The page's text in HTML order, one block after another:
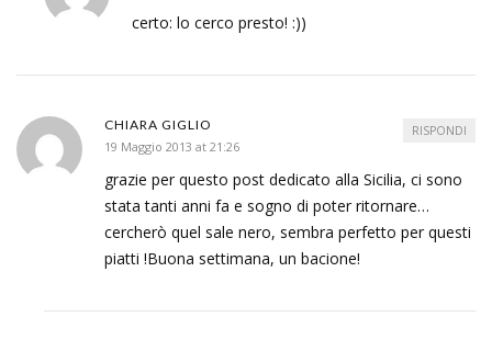
certo: lo cerco presto! :))
CHIARA GIGLIO
19 Maggio 2013 at 21:26
grazie per questo post dedicato alla Sicilia, ci sono
stata tanti anni fa e sogno di poter ritornare…
cercherò quel sale nero, sembra perfetto per questi
piatti !Buona settimana, un bacione!
RISPONDI